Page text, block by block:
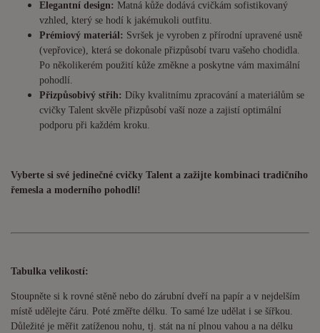
Elegantní design: Matná kůže dodává cvičkám sofistikovaný
vzhled, který se hodí k jakémukoli outfitu.
Prémiový materiál: Svršek je vyroben z přírodní upravené usně
(vepřovice), která se dokonale přizpůsobí tvaru vašeho chodidla.
Po několikerém použití kůže změkne a poskytne vám maximální
pohodlí.
Přizpůsobivý střih: Díky kvalitnímu zpracování a materiálům se
cvičky Talent skvěle přizpůsobí vaší noze a zajistí optimální
podporu při každém kroku.
Vyberte si své jedinečné cvičky Talent a zažijte kombinaci tradičního
řemesla a moderního pohodlí!
Tabulka velikostí:
Stoupněte si k rovné stěně nebo do zárubní dveří na papír a v nejdelším
místě udělejte čáru. Poté změřte délku. To samé lze udělat i se šířkou.
Důležité je měřit zatíženou nohu, tj. stát na ní plnou vahou a na délku